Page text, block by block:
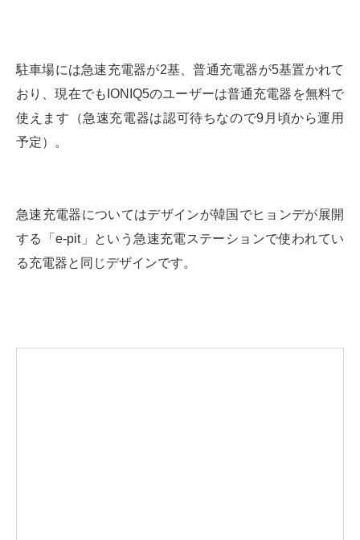
駐車場には急速充電器が2基、普通充電器が5基置かれて
おり、現在でもIONIQ5のユーザーは普通充電器を無料で
使えます（急速充電器は認可待ちなので9月頃から運用
予定）。
急速充電器についてはデザインが韓国でヒョンデが展開
する「e-pit」という急速充電ステーションで使われてい
る充電器と同じデザインです。